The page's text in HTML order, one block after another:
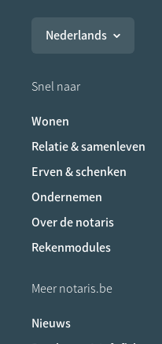
Nederlands
Snel naar
Wonen
Relatie & samenleven
Erven & schenken
Ondernemen
Over de notaris
Rekenmodules
Meer notaris.be
Nieuws